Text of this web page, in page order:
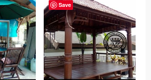
Save